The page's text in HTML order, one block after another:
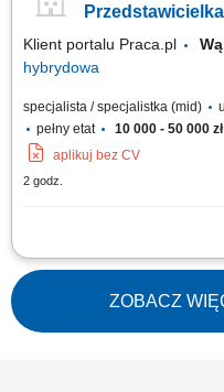
sprzedaży. Budowanie
Klient portalu Praca.pl
hybrydowa
specjalista / specjalistka (mid)
pełny etat
10 000 - 50 000 zł
aplikuj bez CV
2 godz.
Doradzanie klientom w zakresie
odnawialnych źródeł energii.
prowadzenie spotkań
sprzedaży. Budowanie
prowadzonych działań...
ZOBACZ